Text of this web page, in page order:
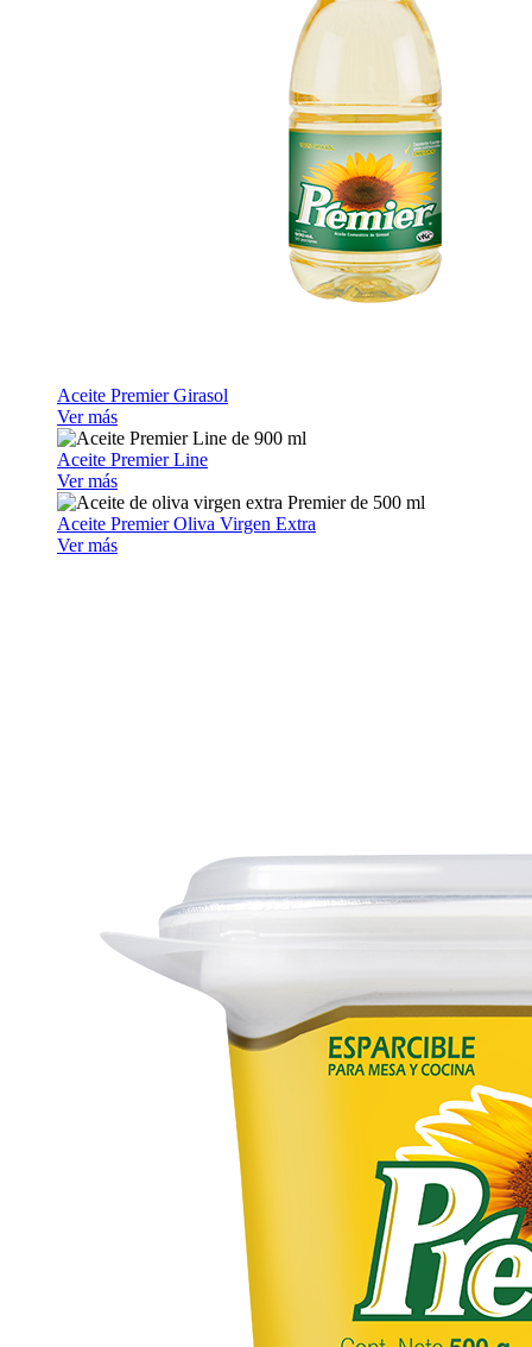
Aceite Premier Girasol
Ver más
Aceite Premier Line
Ver más
Aceite Premier Oliva Virgen Extra
Ver más